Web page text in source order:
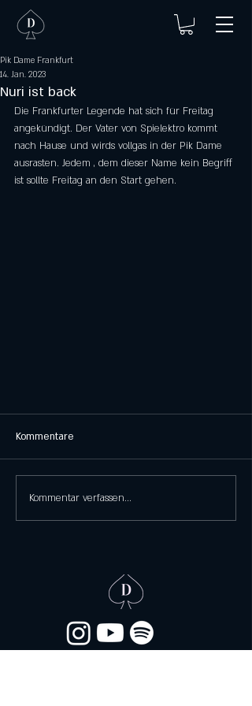
Nuri ist back
Pik Dame Frankfurt
14. Jan. 2023
Die Frankfurter Legende hat sich für Freitag
angekündigt. Der Vater von Spielektro kommt
nach Hause und wirds vollgas in der Pik Dame
ausrasten. Jedem , dem dieser Name kein Begriff
ist sollte Freitag an den Start gehen.
Kommentare
Kommentar verfassen...